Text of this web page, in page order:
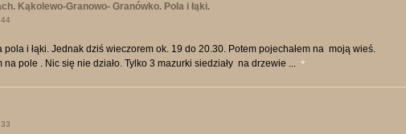
Kąkolewo-Granowo- Granówko. Pola i łąki.
pola i łąki. Jednak dziś wieczorem ok. 19 do 20.30. Potem pojechałem na moją wieś.
na pole . Nic się nie działo. Tylko 3 mazurki siedziały na drzewie ...